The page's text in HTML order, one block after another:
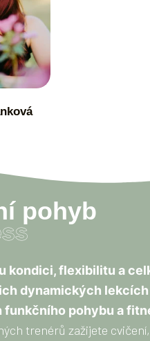
pohyb
kondici, flexibilitu a
dynamických lekcích
funkčního pohybu a
trenérů zažijete